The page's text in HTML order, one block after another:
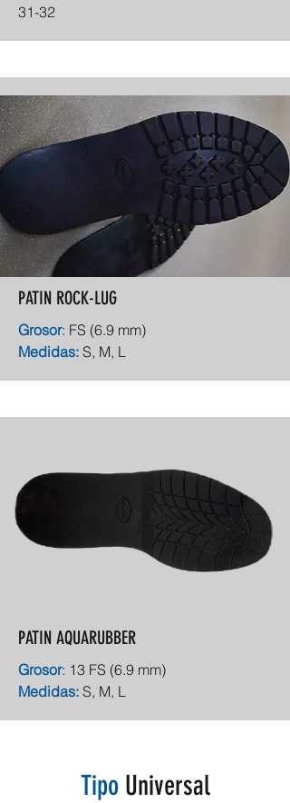
31-32
PATIN ROCK-LUG
Grosor: FS (6.9 mm)
Medidas: S, M, L
PATIN AQUARUBBER
Grosor: 13 FS (6.9 mm)
Medidas: S, M, L
TipoUniversal